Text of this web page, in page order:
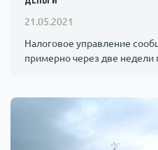
21.05.2021
Налоговое управление
примерно через две недели